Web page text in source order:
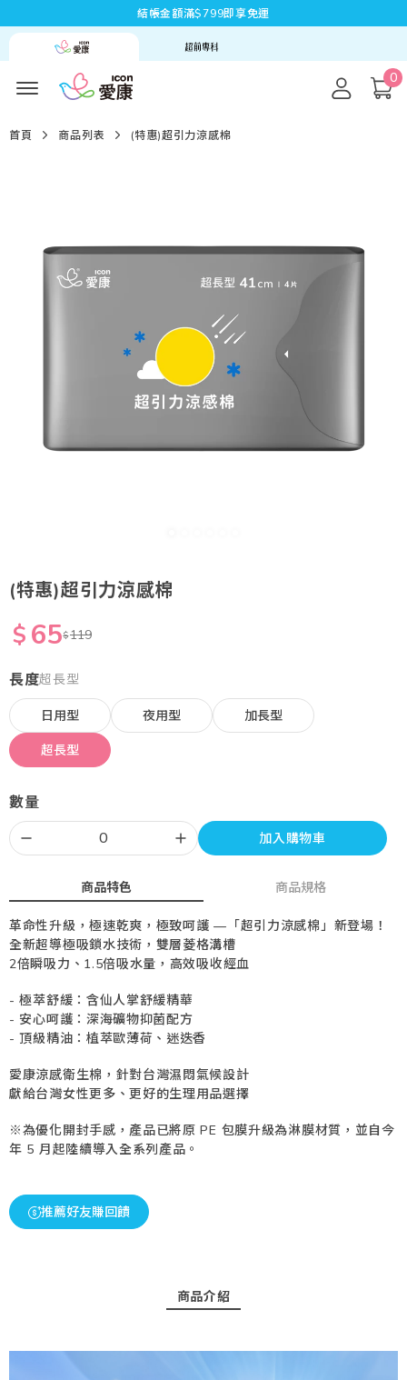
結帳金額滿$799即享免運
0
首頁 商品列表 (特惠)超引力涼感棉
(特惠)超引力涼感棉
$ 65$119
長度超長型
日用型 夜用型
加長型
超長型
數量
加入購物車
商品特色 商品規格
革命性升級，極速乾爽，極致呵護 —「超引力涼感棉」新登場！
全新超導極吸鎖水技術，雙層菱格溝槽
2倍瞬吸力、1.5倍吸水量，高效吸收經血
- 極萃舒緩：含仙人掌舒緩精華
- 安心呵護：深海礦物抑菌配方
- 頂級精油：植萃歐薄荷、迷迭香
愛康涼感衛生棉，針對台灣濕悶氣候設計
獻給台灣女性更多、更好的生理用品選擇
※為優化開封手感，產品已將原 PE 包膜升級為淋膜材質，並自今
年 5 月起陸續導入全系列產品。
推薦好友賺回饋
商品介紹